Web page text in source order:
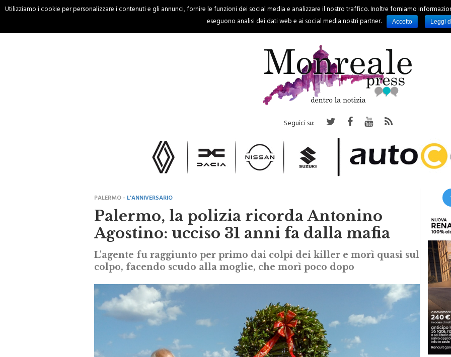
HOME CRONACA PALERMO REGIONE EVENTI RUBRICHE SPORT
Seguici su:
PALERMO - L'ANNIVERSARIO
Palermo, la polizia ricorda Antonino
Agostino: ucciso 31 anni fa dalla mafia
L'agente fu raggiunto per primo dai colpi dei killer e morì quasi sul
colpo, facendo scudo alla moglie, che morì poco dopo
Utilizziamo i cookie per personalizzare i contenuti e gli annunci, fornire le funzioni dei social media e analizzare il nostro traffico. Inoltre forniamo
eseguono analisi dei dati web e ai social media nostri partner.
Accetto Leggi